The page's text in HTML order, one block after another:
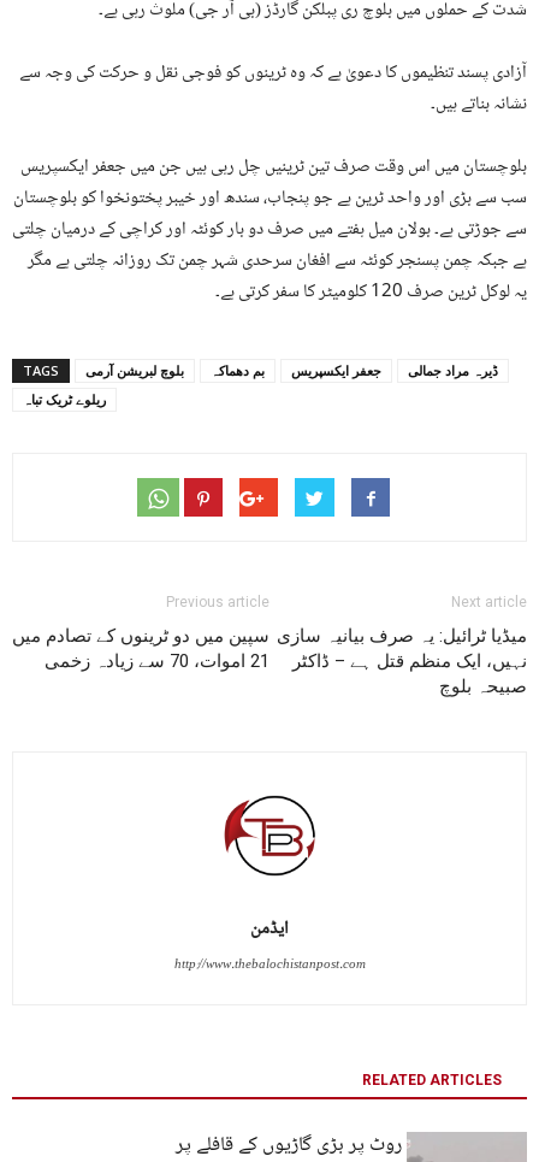
شدت کے حملوں میں بلوچ ری پبلکن گارڈز (بی آر جی) ملوث رہی ہے۔
آزادی پسند تنظیموں کا دعویٰ ہے کہ وہ ٹرینوں کو فوجی نقل و حرکت کی وجہ سے
نشانہ بناتے ہیں۔
بلوچستان میں اس وقت صرف تین ٹرینیں چل رہی ہیں جن میں جعفر ایکسپریس
سب سے بڑی اور واحد ٹرین ہے جو پنجاب، سندھ اور خیبر پختونخوا کو بلوچستان
سے جوڑتی ہے۔ بولان میل ہفتے میں صرف دو بار کوئٹہ اور کراچی کے درمیان چلتی
ہے جبکہ چمن پسنجر کوئٹہ سے افغان سرحدی شہر چمن تک روزانہ چلتی ہے مگر
یہ لوکل ٹرین صرف 120 کلومیٹر کا سفر کرتی ہے۔
TAGS بلوچ لبریشن آرمی بم دھماکہ جعفر ایکسپریس
ڈیرہ مراد جمالی
ریلوے ٹریک تباہ
Previous article
سپین میں دو ٹرینوں کے تصادم میں
21 اموات، 70 سے زیادہ زخمی
Next article
میڈیا ٹرائیل: یہ صرف بیانیہ سازی
نہیں، ایک منظم قتل ہے – ڈاکٹر
صبیحہ بلوچ
ایڈمن
http://www.thebalochistanpost.com
RELATED ARTICLES
دالبندین: تجارتی روٹ پر بڑی گاڑیوں کے قافلے پر